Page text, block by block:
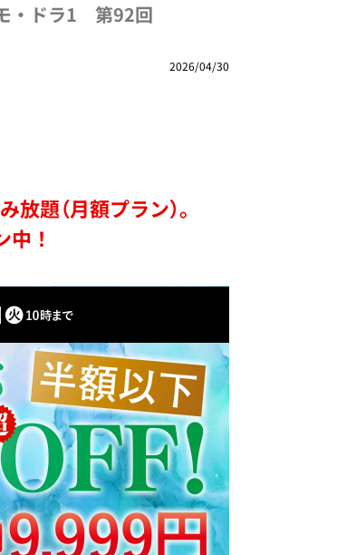
・ドラ1 第92回
2026/04/30
題（月額プラン）。
！